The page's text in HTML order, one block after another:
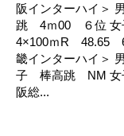
阪インターハイ
跳 4ｍ00 ６位
4×100ｍR 48.65
畿インターハイ＞
子 棒高跳 NM 女
阪総...